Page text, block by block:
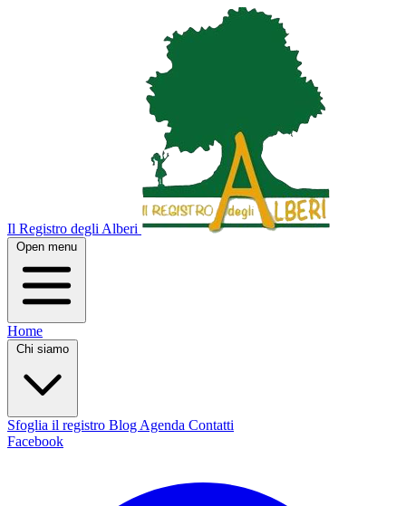
Il Registro degli Alberi
Open menu
Home
Chi siamo
Sfoglia il registro Blog Agenda Contatti
Facebook